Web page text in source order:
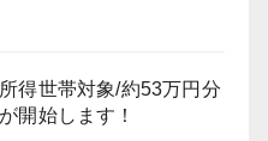
得世帯対象/約53万円分
開始します！